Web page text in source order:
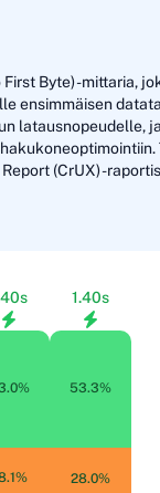
First Byte) -mittaria,
ensimmäisen
latausnopeudelle,
(CrUX) -
1.40s
53.3%
28.0%